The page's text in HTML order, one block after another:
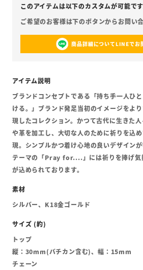
商品詳細についてLINEでお
ブランドコンセプトである「持ち手一人ひ
ける。」ブランド発足当初のイメージをよ
現したコレクション。かつて古代に生きた
や革を加工し、大切な人のために祈りを込
現。シンプルかつ着け心地の良いデザイン
テーマの「Pray for....」には祈りを捧げ気
が込められております。
シルバー、K18金ゴールド
トップ
縦：30mm(バチカン含む)、幅：15mm
チェーン